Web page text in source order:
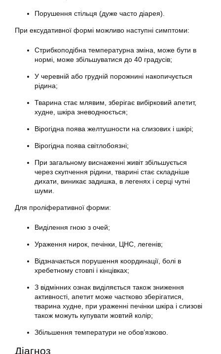
Порушення стільця (дуже часто діарея).
При ексудативної формі можливо наступні симптоми:
Стрибкоподібна температурна зміна, може бути в
нормі, може збільшуватися до 40 градусів;
У черевній або грудній порожнині накопичується
рідина;
Тварина стає млявим, зберігає вибірковий апетит,
худне, шкіра зневоднюється;
Вірогідна поява желтушности на слизових і шкірі;
Вірогідна поява світлобоязні;
При загальному виснаженні живіт збільшується
через скупчення рідини, тварині стає складніше
дихати, виникає задишка, в легенях і серці чутні
шуми.
Для проліферативної форми:
Виділення гною з очей;
Ураження нирок, печінки, ЦНС, легенів;
Відзначається порушення координації, болі в
хребетному стовпі і кінцівках;
З відмінних ознак виділяється також зниження
активності, апетит може частково зберігатися,
тварина худне, при ураженні печінки шкіра і слизові
також можуть купувати жовтий колір;
Збільшення температури не обов’язково.
Діагноз